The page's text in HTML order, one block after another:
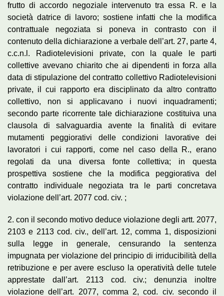
frutto di accordo negoziale intervenuto tra essa R. e la
società datrice di lavoro; sostiene infatti che la modifica
contrattuale negoziata si poneva in contrasto con il
contenuto della dichiarazione a verbale dell’art. 27, parte 4,
c.c.n.l. Radiotelevisioni private, con la quale le parti
collettive avevano chiarito che ai dipendenti in forza alla
data di stipulazione del contratto collettivo Radiotelevisioni
private, il cui rapporto era disciplinato da altro contratto
collettivo, non si applicavano i nuovi inquadramenti;
secondo parte ricorrente tale dichiarazione costituiva una
clausola di salvaguardia avente la finalità di evitare
mutamenti peggiorativi delle condizioni lavorative dei
lavoratori i cui rapporti, come nel caso della R., erano
regolati da una diversa fonte collettiva; in questa
prospettiva sostiene che la modifica peggiorativa del
contratto individuale negoziata tra le parti concretava
violazione dell’art. 2077 cod. civ. ;
2. con il secondo motivo deduce violazione degli artt. 2077,
2103 e 2113 cod. civ., dell’art. 12, comma 1, disposizioni
sulla legge in generale, censurando la sentenza
impugnata per violazione del principio di irriducibilità della
retribuzione e per avere escluso la operatività delle tutele
apprestate dall’art. 2113 cod. civ.; denunzia inoltre
violazione dell’art. 2077, comma 2, cod. civ. secondo il